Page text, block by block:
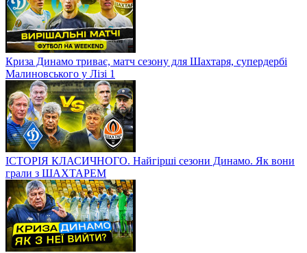
Криза Динамо триває, матч сезону для Шахтаря, супердербі
Малиновського у Лізі 1
ІСТОРІЯ КЛАСИЧНОГО. Найгірші сезони Динамо. Як вони
грали з ШАХТАРЕМ